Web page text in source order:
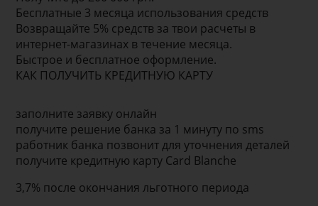
Бесплатные 3 месяца использования средств
Возвращайте 5% средств за твои расчеты в
интернет-магазинах в течение месяца.
Быстрое и бесплатное оформление.
КАК ПОЛУЧИТЬ КРЕДИТНУЮ КАРТУ
заполните заявку онлайн
получите решение банка за 1 минуту по sms
работник банка позвонит для уточнения деталей
получите кредитную карту Card Blanche
3,7% после окончания льготного периода